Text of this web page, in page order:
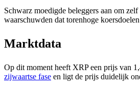
Schwarz moedigde beleggers aan om
waarschuwden dat torenhoge
Marktdata
Op dit moment heeft XRP een prijs van
zijwaartse fase en ligt de prijs duidelijk